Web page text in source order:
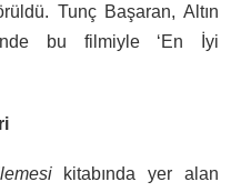
Tunç Başaran, Altın
bu filmiyle ‘En İyi
kitabında yer alan